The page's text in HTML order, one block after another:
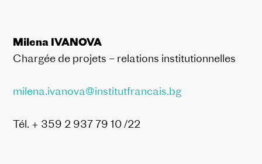
Milena IVANOVA
Chargée de projets – relations institutionnelles
milena.ivanova@institutfrancais.bg
Tél. + 359 2 937 79 10 /22